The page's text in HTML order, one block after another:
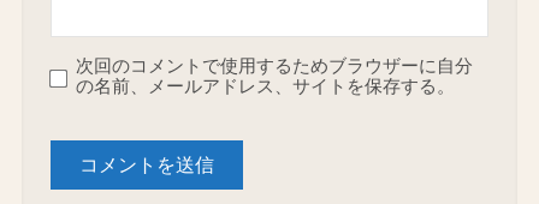
次回のコメントで使用するためブラウザーに自分
の名前、メールアドレス、サイトを保存する。